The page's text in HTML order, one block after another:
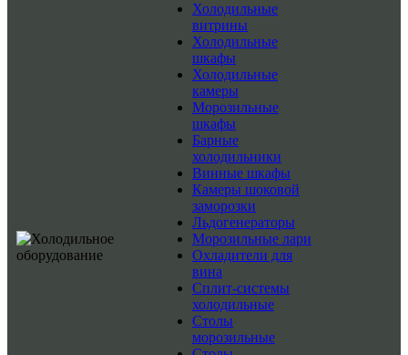
Холодильные
витрины
Холодильные
шкафы
Холодильные
камеры
Морозильные
шкафы
Барные
холодильники
Винные шкафы
Камеры шоковой
заморозки
Льдогенераторы
Морозильные лари
Охладители для
вина
Сплит-системы
холодильные
Столы
морозильные